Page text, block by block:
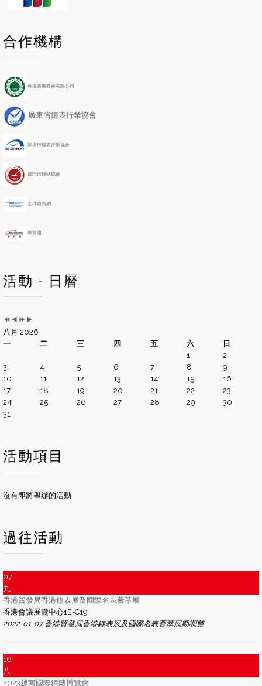
合作機構
香港表廠商會有限公司
廣東省鐘表行業協會
深圳市鐘表行業協會
廈門市鐘錶協會
全球鐘表網
華貿通
活動 - 日曆
r
e
o
s
a
r
e
i
o
u
s
M
o
n
h
N
e
x
Y
e
a
r
N
e
x
八月 2026
一
二 三 四 五 六
日
1
2
3
4 5 6 7 8
9
10
11 12 13 14 15
16
17
18 19 20 21 22
23
24
25 26 27 28 29
30
31
活動項目
沒有即將舉辦的活動
過往活動
07
九
香港貿發局香港鐘表展及國際名表薈萃展
香港會議展覽中心1E-C19
2022-01-07 香港貿發局香港鐘表展及國際名表薈萃展期調整
16
八
2023越南國際鐘錶博覽會